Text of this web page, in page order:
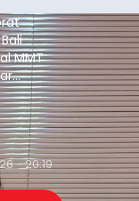
MMT
di
dan
- 20:19